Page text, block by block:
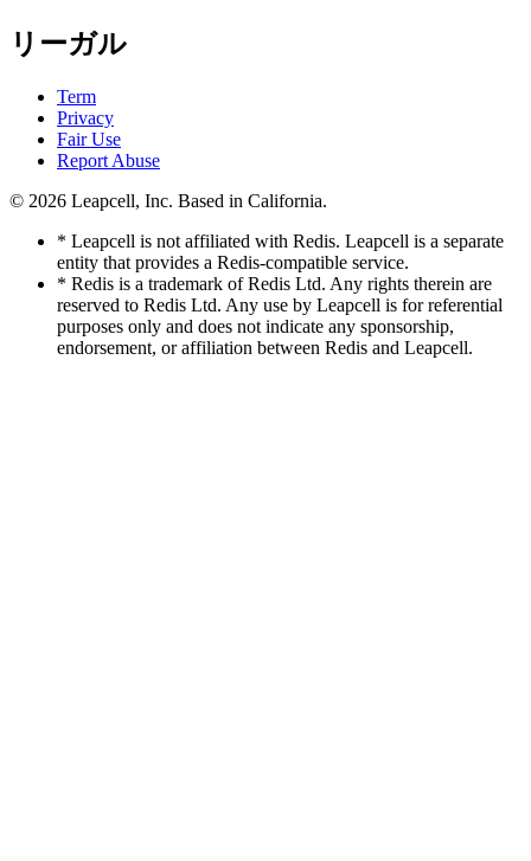
リーガル
Term
Privacy
Fair Use
Report Abuse
© 2026 Leapcell, Inc. Based in California.
* Leapcell is not affiliated with Redis. Leapcell is a separate
entity that provides a Redis-compatible service.
* Redis is a trademark of Redis Ltd. Any rights therein are
reserved to Redis Ltd. Any use by Leapcell is for referential
purposes only and does not indicate any sponsorship,
endorsement, or affiliation between Redis and Leapcell.